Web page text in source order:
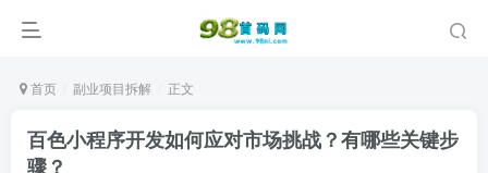
首页 副业项目拆解 正文
百色小程序开发如何应对市场挑战？有哪些关键步
骤？